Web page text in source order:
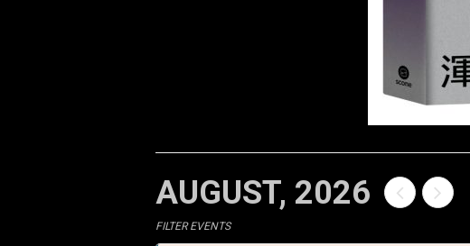
AUGUST, 2026
FILTER EVENTS